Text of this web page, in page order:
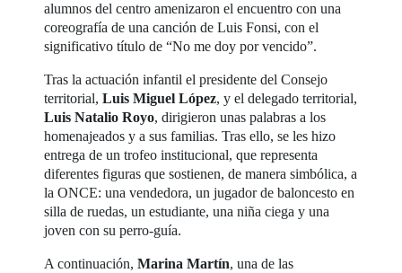
alumnos del centro amenizaron el encuentro con una
coreografía de una canción de Luis Fonsi, con el
significativo título de “No me doy por vencido”.
Tras la actuación infantil el presidente del Consejo
territorial,Luis Miguel López, y el delegado territorial,
Luis Natalio Royo, dirigieron unas palabras a los
homenajeados y a sus familias. Tras ello, se les hizo
entrega de un trofeo institucional, que representa
diferentes figuras que sostienen, de manera simbólica, a
la ONCE: una vendedora, un jugador de baloncesto en
silla de ruedas, un estudiante, una niña ciega y una
joven con su perro-guía.
A continuación,Marina Martín, una de las